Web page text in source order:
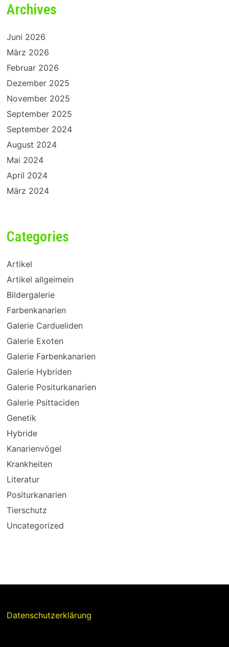
Archives
Juni 2026
März 2026
Februar 2026
Dezember 2025
November 2025
September 2025
September 2024
August 2024
Mai 2024
April 2024
März 2024
Categories
Artikel
Artikel allgeimein
Bildergalerie
Farbenkanarien
Galerie Cardueliden
Galerie Exoten
Galerie Farbenkanarien
Galerie Hybriden
Galerie Positurkanarien
Galerie Psittaciden
Genetik
Hybride
Kanarienvögel
Krankheiten
Literatur
Positurkanarien
Tierschutz
Uncategorized
Datenschutzerklärung